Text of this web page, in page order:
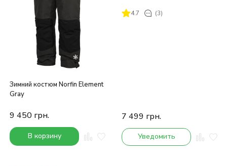
Зимний костюм Norfin Element
Gray
9 450 грн.
В корзину
4.7 (3)
7 499 грн.
Уведомить